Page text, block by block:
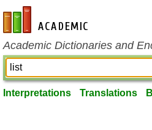
en-academic.com
Academic Dictionaries and
Interpretations Translations